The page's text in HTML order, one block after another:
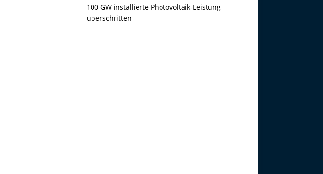
100 GW installierte Photovoltaik-Leistung
überschritten